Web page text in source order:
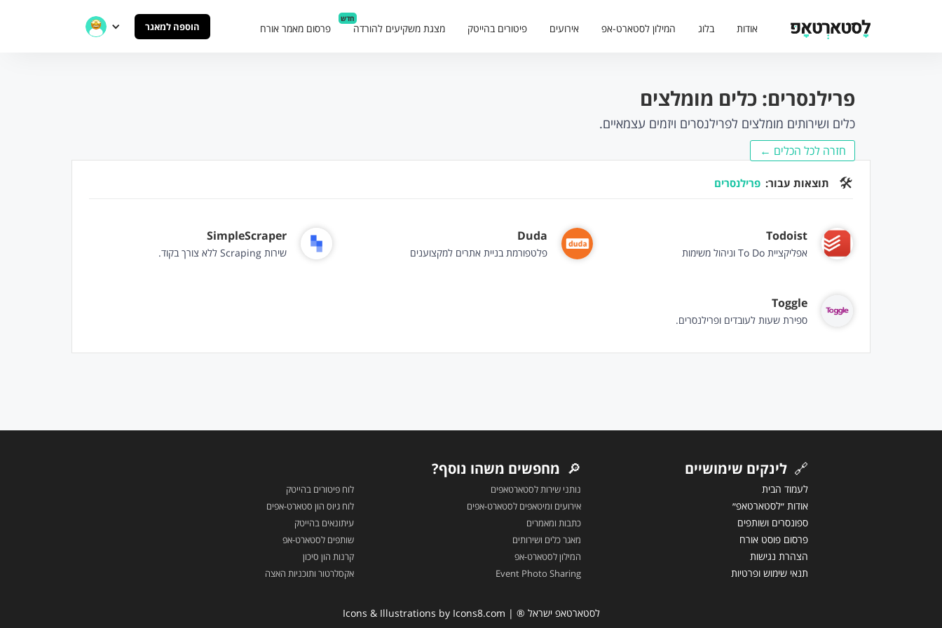
אודות בלוג המילון לסטארט-אפ אירועים פיטורים בהייטק מצגת משקיעים להורדה
חדש
פרסום מאמר אורח הוספה למאגר
פרילנסרים: כלים מומלצים
כלים ושירותים מומלצים לפרילנסרים ויזמים עצמאיים.
חזרה לכל הכלים ←
🛠 תוצאות עבור: פרילנסרים
Todoist
אפליקציית To Do וניהול משימות
Duda
פלטפורמת בניית אתרים למקצוענים
SimpleScraper
שירות Scraping ללא צורך בקוד.
Toggle
ספירת שעות לעובדים ופרילנסרים.
🔗 לינקים שימושיים
לעמוד הבית
אודות ״לסטארטאפ״
ספונסרים ושותפים
פרסום פוסט אורח
הצהרת נגישות
תנאי שימוש ופרטיות
🔎 מחפשים משהו נוסף?
נותני שירות לסטארטאפים
אירועים ומיטאפים לסטארט-אפים
כתבות ומאמרים
מאגר כלים ושירותים
המילון לסטארט-אפ
Event Photo Sharing
לוח פיטורים בהייטק
לוח גיוס הון סטארט-אפים
עיתונאים בהייטק
שותפים לסטארט-אפ
קרנות הון סיכון
אקסלרטור ותוכניות האצה
לסטארטאפ ישראל ® | Icons & Illustrations by Icons8.com